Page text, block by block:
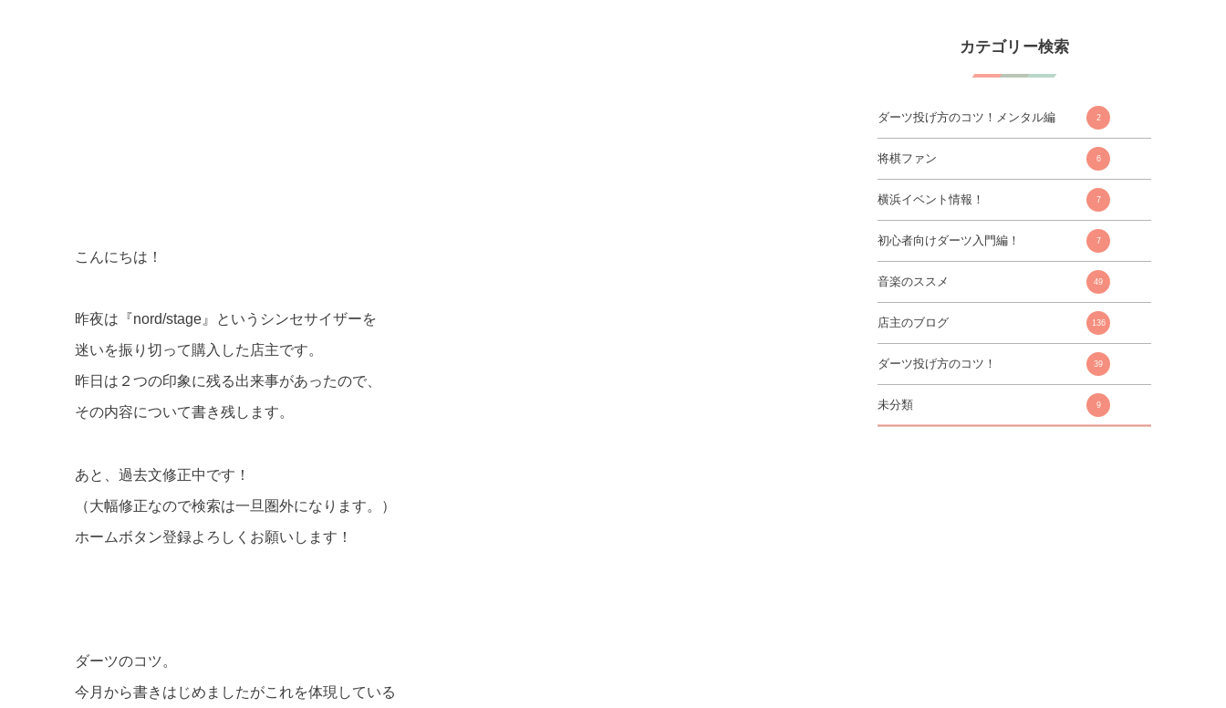
こんにちは！
昨夜は『nord/stage』というシンセサイザーを
迷いを振り切って購入した店主です。
昨日は２つの印象に残る出来事があったので、
その内容について書き残します。
あと、過去文修正中です！
（大幅修正なので検索は一旦圏外になります。）
ホームボタン登録よろしくお願いします！
ダーツのコツ。
今月から書きはじめましたがこれを体現している
カテゴリー検索
ダーツ投げ方のコツ！メンタル編 2
将棋ファン 6
横浜イベント情報！ 7
初心者向けダーツ入門編！ 7
音楽のススメ 49
店主のブログ 136
ダーツ投げ方のコツ！ 39
未分類 9